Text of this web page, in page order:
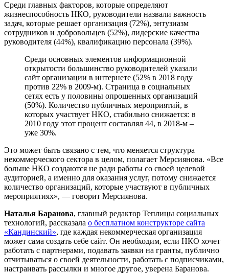
Среди главных факторов, которые определяют
жизнеспособность НКО, руководители назвали важность
задач, которые решает организация (72%), энтузиазм
сотрудников и добровольцев (52%), лидерские качества
руководителя (44%), квалификацию персонала (39%).
Среди основных элементов информационной
открытости большинство руководителей указали
сайт организации в интернете (52% в 2018 году
против 22% в 2009-м). Страница в социальных
сетях есть у половины опрошенных организаций
(50%). Количество публичных мероприятий, в
которых участвует НКО, стабильно снижается: в
2010 году этот процент составлял 44, в 2018-м –
уже 30%.
Это может быть связано с тем, что меняется структура
некоммерческого сектора в целом, полагает Мерсиянова. «Все
больше НКО создаются не ради работы со своей целевой
аудиторией, а именно для оказания услуг, потому снижается
количество организаций, которые участвуют в публичных
мероприятиях», — говорит Мерсиянова.
Наталья Баранова, главный редактор Теплицы социальных
технологий, рассказала о бесплатном конструкторе сайта
«Кандинский», где каждая некоммерческая организация
может сама создать себе сайт. Он необходим, если НКО хочет
работать с партнерами, подавать заявки на гранты, публично
отчитываться о своей деятельности, работать с подписчиками,
настраивать рассылки и многое другое, уверена Баранова.